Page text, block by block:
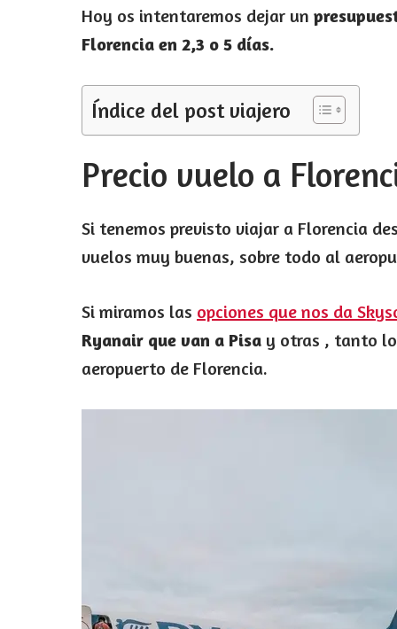
Hoy os intentaremos dejar un
Florencia en 2,3 o 5 días.
Índice del post viajero
Precio vuelo a
Si tenemos previsto viajar a Florencia
vuelos muy buenas, sobre todo al
Si miramos las opciones que nos da
Ryanair que van a Pisa y otras , tanto
aeropuerto de Florencia.